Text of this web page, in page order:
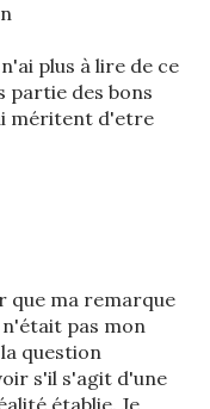
plus à lire de ce
partie des bons
méritent d'etre
que ma remarque
pas mon
question
s'il s'agit d'une
établie. Je